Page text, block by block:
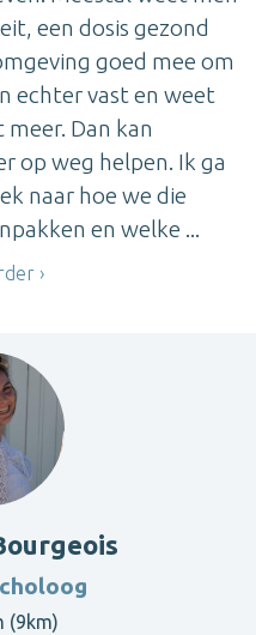
een dosis gezond
goed mee om
echter vast en weet
Dan kan
op weg helpen. Ik ga
naar hoe we die
en welke ...
(9km)